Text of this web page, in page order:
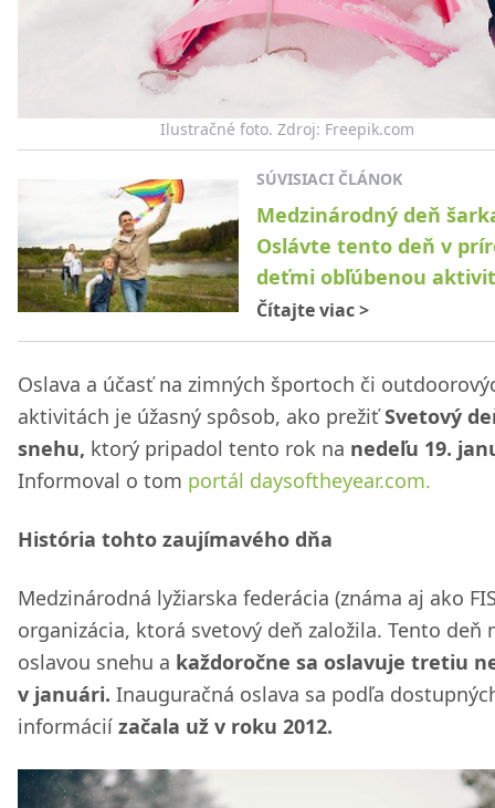
Ilustračné foto. Zdroj: Freepik.com
SÚVISIACI ČLÁNOK
Medzinárodný deň
Oslávte tento deň v
deťmi obľúbenou
Čítajte viac>
Oslava a účasť na zimných športoch či
aktivitách je úžasný spôsob, ako prežiťSvetový
snehu, ktorý pripadol tento rok na nedeľu 19.
Informoval o tom portál daysoftheyear.com.
História tohto zaujímavého dňa
Medzinárodná lyžiarska federácia (známa aj ako
organizácia, ktorá svetový deň založila. Tento deň
oslavou snehu a každoročne sa oslavuje tretiu
v januári. Inauguračná oslava sa podľa
informácií začala už v roku 2012.